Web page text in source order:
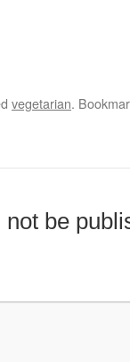
vegetarian.
be